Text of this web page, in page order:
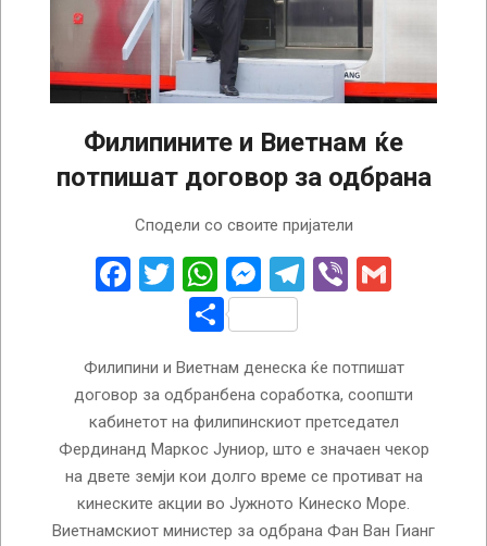
Филипините и Виетнам ќе
потпишат договор за одбрана
Сподели со своите пријатели
Facebook
Twitter
WhatsApp
Messenger
Telegram
Viber
Share
Филипини и Виетнам денеска ќе потпишат
договор за одбранбена соработка, соопшти
кабинетот на филипинскиот претседател
Фердинанд Маркос Јуниор, што е значаен чекор
на двете земји кои долго време се противат на
кинеските акции во Јужното Кинеско Море.
Виетнамскиот министер за одбрана Фан Ван Гианг